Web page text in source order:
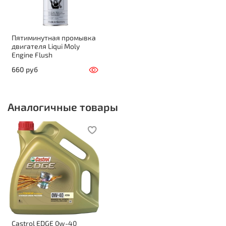
Обеспечивает чистоту двигателя, как если бы
он только сошел с конвейера
Низкая вязкость и низкий коэффициент трения
обеспечивают дополнительную экономию
Усиленная защита от износа и коррозии
Может использоваться в бензиновых и
дизельных двигателях, а также двигателях,
работающих на биодизельном топливе и на
бензино-этаноловых смесях
Спецификации: API SN/CF; ACEA A3/B3, A3/B4; допуск
MB 229.5; VW 502.00/505.00; Porsche A40; Renault
RN0700, RN0710. Соответствует требованиям Fiat
9.55535-Z2.
Пятиминутная промывка
двигателя Liqui Moly
Engine Flush
660 руб
Аналогичные товары
Castrol EDGE 0w-40